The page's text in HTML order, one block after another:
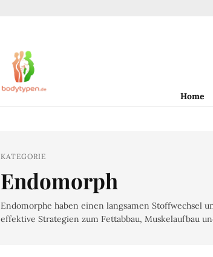
Home
KATEGORIE
Endomorph
Endomorphe haben einen langsamen Stoffwechsel
effektive Strategien zum Fettabbau, Muskelaufbau